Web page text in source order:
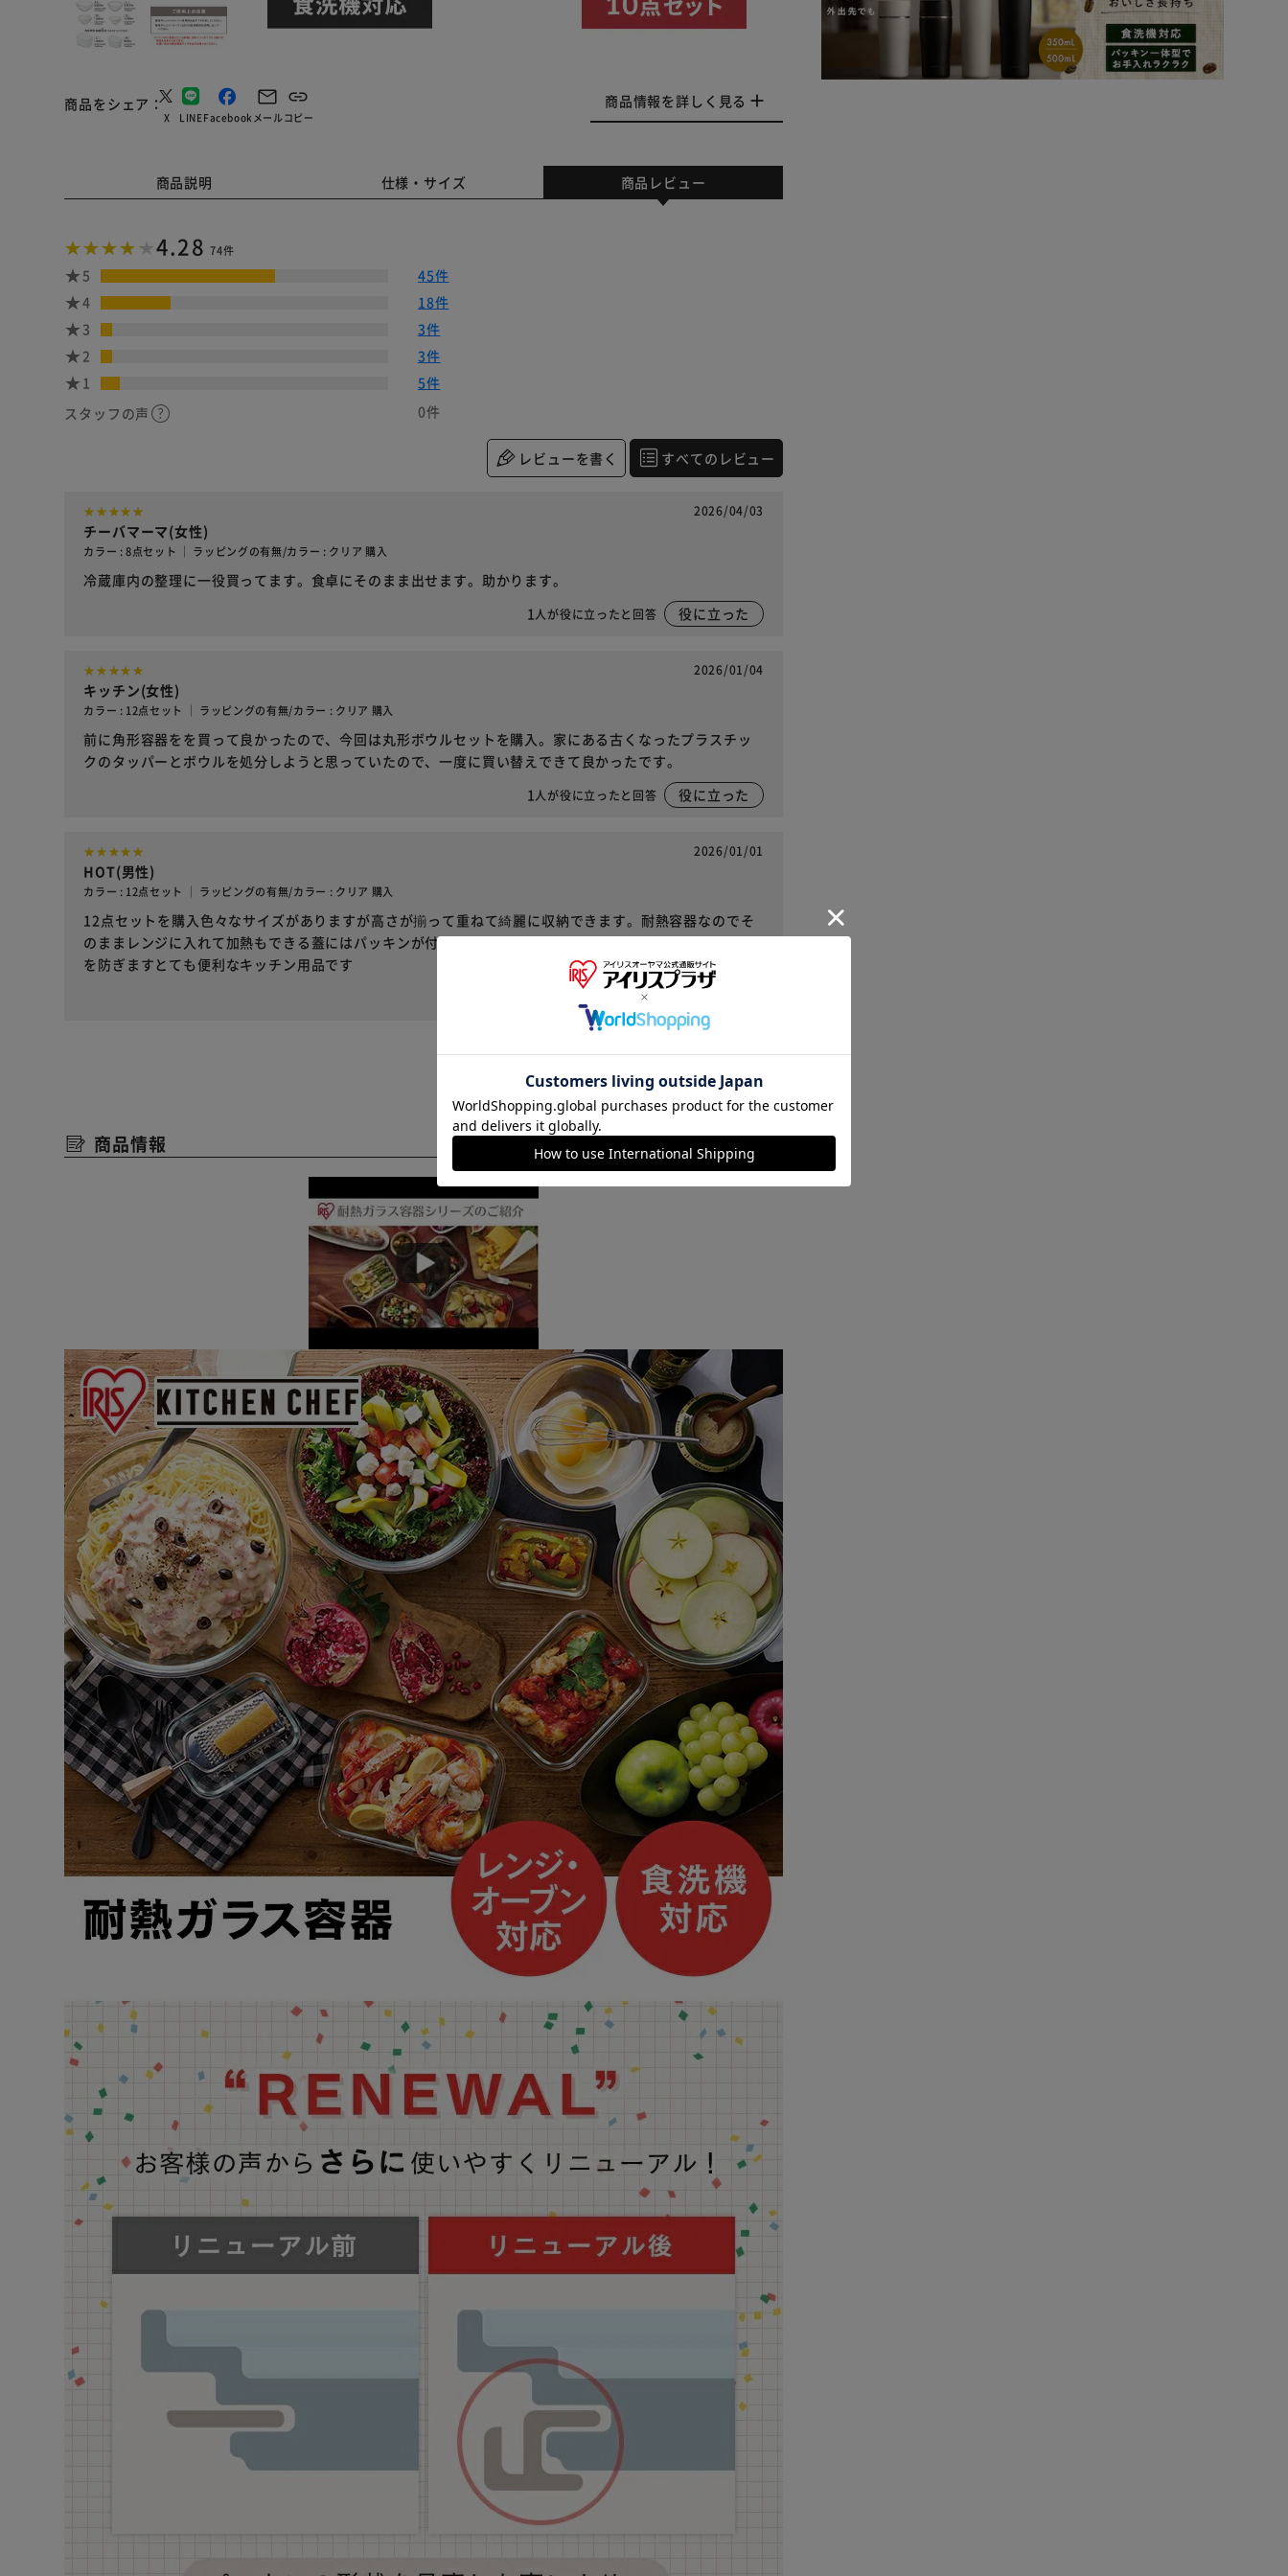
商品をシェア
X LINEFacebookメールコピー
商品情報を詳しく見る
商品説明 仕様・サイズ 商品レビュー
4.28 74件
5
45件
4
18件
3
3件
2
3件
1
5件
スタッフの声
0件
レビューを書く すべてのレビュー
2026/04/03
チーバマーマ(女性)
カラー : 8点セット ｜ ラッピングの有無/カラー : クリア 購入
冷蔵庫内の整理に一役買ってます。食卓にそのまま出せます。助かります。
1人が役に立ったと回答 役に立った
2026/01/04
キッチン(女性)
カラー : 12点セット ｜ ラッピングの有無/カラー : クリア 購入
前に角形容器をを買って良かったので、今回は丸形ボウルセットを購入。家にある古くなったプラスチッ
クのタッパーとボウルを処分しようと思っていたので、一度に買い替えできて良かったです。
1人が役に立ったと回答 役に立った
2026/01/01
HOT(男性)
カラー : 12点セット ｜ ラッピングの有無/カラー : クリア 購入
12点セットを購入色々なサイズがありますが高さが揃って重ねて綺麗に収納できます。耐熱容器なのでそ
のままレンジに入れて加熱もできる蓋にはパッキンが付いているので食材の乾燥だったりニオイ移りなど
を防ぎますとても便利なキッチン用品です
人が役に立ったと回答
商品情報
※ご確認ください